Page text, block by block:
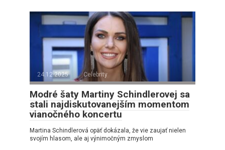
24.12.2025 Celebrity
Modré šaty Martiny Schindlerovej sa
stali najdiskutovanejším momentom
vianočného koncertu
Martina Schindlerová opäť dokázala, že vie zaujať nielen
svojím hlasom, ale aj výnimočným zmyslom